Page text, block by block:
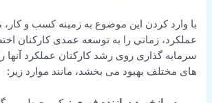
با وارد کردن این موضوع به زمینه کسب و کار،
عملکرد، زمانی را به توسعه عمدی کارکنان
سرمایه گذاری روی رشد کارکنان عملکرد آنها
های مختلف بهبود می بخشد، مانند موارد زیر: